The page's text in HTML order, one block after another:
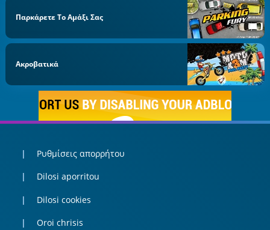
Παρκάρετε Το Αμάξι Σας
Ακροβατικά
Ρυθμίσεις απορρήτου
Dilosi aporritou
Dilosi cookies
Oroi chrisis